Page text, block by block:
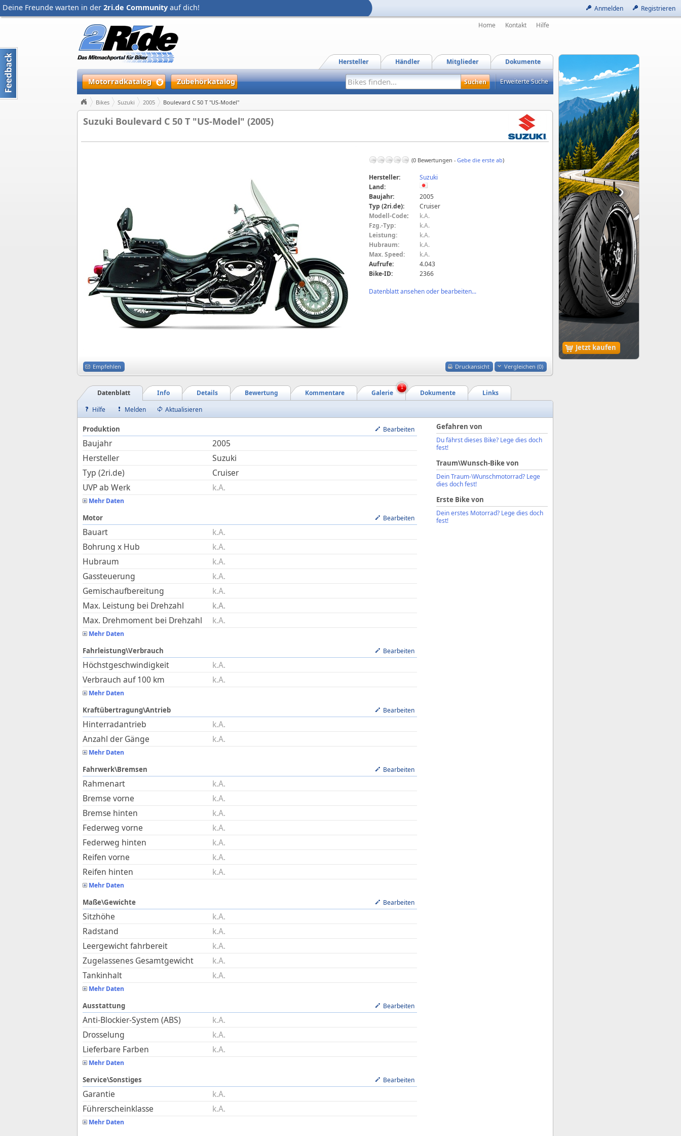
Anmelden Registrieren
Deine Freunde warten in der 2ri.de Community auf dich!
Jetzt kaufen
Home Kontakt Hilfe
Dokumente
Mitglieder
Händler
Hersteller
Motorradkatalog Zubehörkatalog Erweiterte Suche
Bikes Suzuki 2005 Boulevard C 50 T "US-Model"
Suzuki Boulevard C 50 T "US-Model" (2005)
(0 Bewertungen - Gebe die erste ab)
Hersteller:
Suzuki
Land:
Baujahr:
2005
Typ (2ri.de):
Cruiser
Modell-Code:
k.A.
Fzg.-Typ:
k.A.
Leistung:
k.A.
Hubraum:
k.A.
Max. Speed:
k.A.
Aufrufe:
4.043
Bike-ID:
2366
Datenblatt ansehen oder bearbeiten...
Druckansicht Vergleichen (0)
Empfehlen
Links
Dokumente
Galerie
Kommentare
Bewertung
Details
Info
Datenblatt
1
Hilfe Melden Aktualisieren
Produktion Bearbeiten
Baujahr
2005
Hersteller
Suzuki
Typ (2ri.de)
Cruiser
UVP ab Werk
k.A.
Mehr Daten
Motor Bearbeiten
Bauart
k.A.
Bohrung x Hub
k.A.
Hubraum
k.A.
Gassteuerung
k.A.
Gemischaufbereitung
k.A.
Max. Leistung bei Drehzahl
k.A.
Max. Drehmoment bei Drehzahl
k.A.
Mehr Daten
Fahrleistung\Verbrauch Bearbeiten
Höchstgeschwindigkeit
k.A.
Verbrauch auf 100 km
k.A.
Mehr Daten
Kraftübertragung\Antrieb Bearbeiten
Hinterradantrieb
k.A.
Anzahl der Gänge
k.A.
Mehr Daten
Fahrwerk\Bremsen Bearbeiten
Rahmenart
k.A.
Bremse vorne
k.A.
Bremse hinten
k.A.
Federweg vorne
k.A.
Federweg hinten
k.A.
Reifen vorne
k.A.
Reifen hinten
k.A.
Mehr Daten
Maße\Gewichte Bearbeiten
Sitzhöhe
k.A.
Radstand
k.A.
Leergewicht fahrbereit
k.A.
Zugelassenes Gesamtgewicht
k.A.
Tankinhalt
k.A.
Mehr Daten
Ausstattung Bearbeiten
Anti-Blockier-System (ABS)
k.A.
Drosselung
k.A.
Lieferbare Farben
k.A.
Mehr Daten
Service\Sonstiges Bearbeiten
Garantie
k.A.
Führerscheinklasse
k.A.
Mehr Daten
Gefahren von
Du fährst dieses Bike? Lege dies doch
fest!
Traum\Wunsch-Bike von
Dein Traum-\Wunschmotorrad? Lege
dies doch fest!
Erste Bike von
Dein erstes Motorrad? Lege dies doch
fest!